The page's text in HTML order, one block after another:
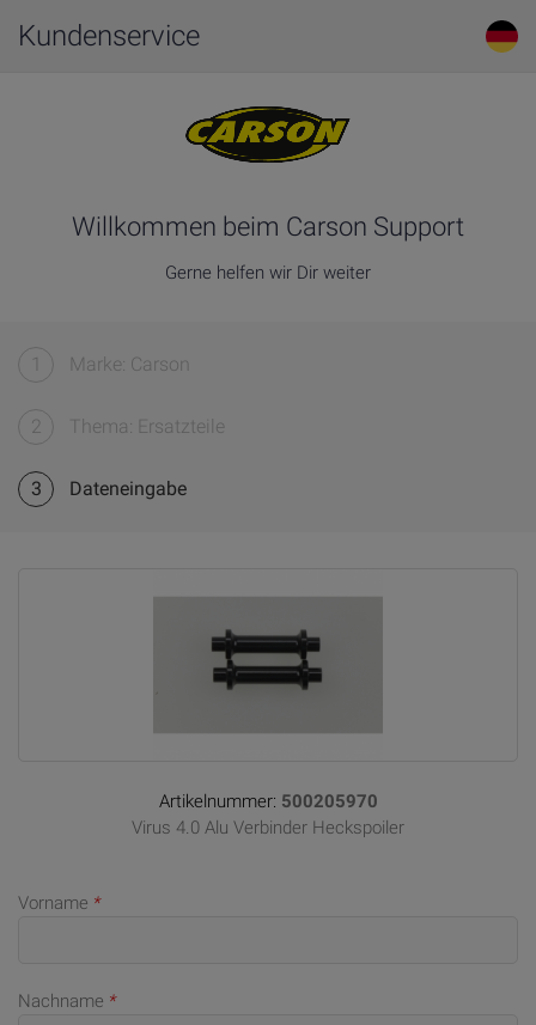
Kundenservice
Willkommen beim Carson Support
Gerne helfen wir Dir weiter
1 Marke: Carson
2 Thema: Ersatzteile
3 Dateneingabe
Artikelnummer: 500205970
Virus 4.0 Alu Verbinder Heckspoiler
Vorname *
Nachname *